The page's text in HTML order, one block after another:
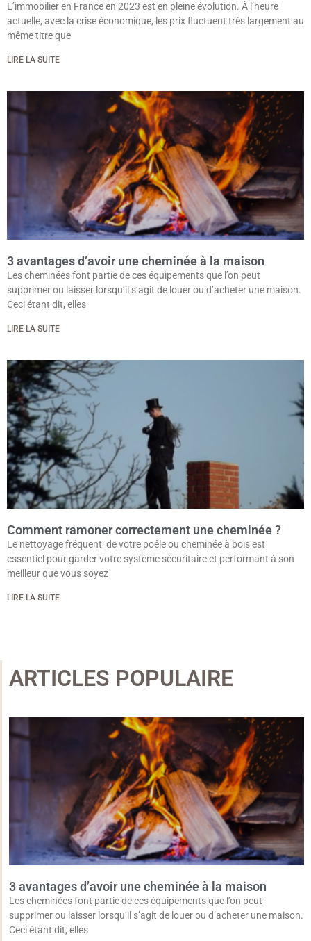
L’immobilier en France en 2023 est en pleine évolution. À l’heure
actuelle, avec la crise économique, les prix fluctuent très largement au
même titre que
LIRE LA SUITE
3 avantages d’avoir une cheminée à la maison
Les cheminées font partie de ces équipements que l’on peut
supprimer ou laisser lorsqu’il s’agit de louer ou d’acheter une maison.
Ceci étant dit, elles
LIRE LA SUITE
Comment ramoner correctement une cheminée ?
Le nettoyage fréquent de votre poêle ou cheminée à bois est
essentiel pour garder votre système sécuritaire et performant à son
meilleur que vous soyez
LIRE LA SUITE
ARTICLES POPULAIRE
3 avantages d’avoir une cheminée à la maison
Les cheminées font partie de ces équipements que l’on peut
supprimer ou laisser lorsqu’il s’agit de louer ou d’acheter une maison.
Ceci étant dit, elles